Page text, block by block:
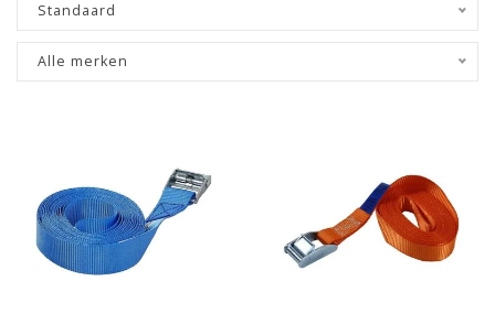
Standaard
Alle merken